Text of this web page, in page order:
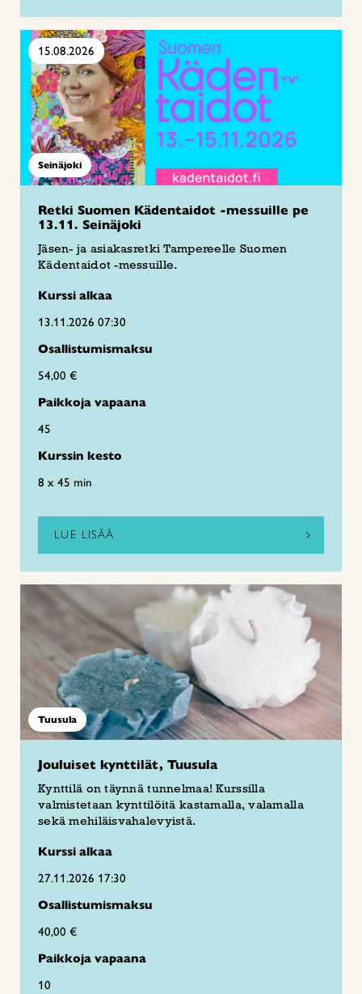
15.08.2026
Seinäjoki
Retki Suomen Kädentaidot -messuille pe
13.11. Seinäjoki
Jäsen- ja asiakasretki Tampereelle Suomen
Kädentaidot -messuille.
Kurssi alkaa
13.11.2026 07:30
Osallistumismaksu
54,00 €
Paikkoja vapaana
45
Kurssin kesto
8 x 45 min
LUE LISÄÄ
Tuusula
Jouluiset kynttilät, Tuusula
Kynttilä on täynnä tunnelmaa! Kurssilla
valmistetaan kynttilöitä kastamalla, valamalla
sekä mehiläisvahalevyistä.
Kurssi alkaa
27.11.2026 17:30
Osallistumismaksu
40,00 €
Paikkoja vapaana
10